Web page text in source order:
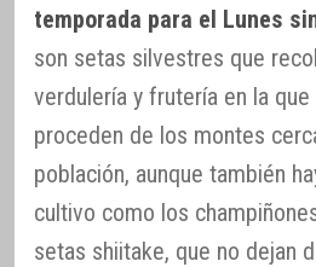
temporada para el Lunes
son setas silvestres que
verdulería y frutería en la
proceden de los montes
población, aunque también
cultivo como los
setas shiitake, que no dejan